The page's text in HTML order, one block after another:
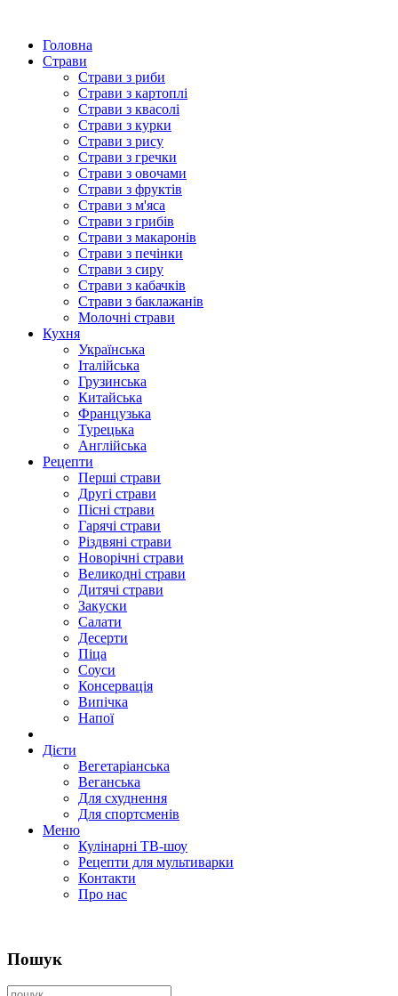
Головна
Страви
Страви з риби
Страви з картоплі
Страви з квасолі
Страви з курки
Страви з рису
Страви з гречки
Страви з овочами
Страви з фруктів
Страви з м'яса
Страви з грибів
Страви з макаронів
Страви з печінки
Страви з сиру
Страви з кабачків
Страви з баклажанів
Молочні страви
Кухня
Українська
Італійська
Грузинська
Китайська
Французька
Турецька
Англійська
Рецепти
Перші страви
Другі страви
Пісні страви
Гарячі страви
Різдвяні страви
Новорічні страви
Великодні страви
Дитячі страви
Закуски
Салати
Десерти
Піца
Соуси
Консервація
Випічка
Напої
Дієти
Вегетаріанська
Веганська
Для схуднення
Для спортсменів
Меню
Кулінарні ТВ-шоу
Рецепти для мультиварки
Контакти
Про нас
Пошук